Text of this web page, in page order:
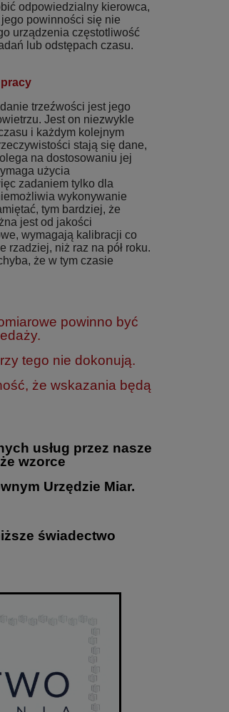
odpowiedzialny kierowca,
powinności się nie
urządzenia częstotliwość
lub odstępach czasu.
trzeźwości jest jego
Jest on niezwykle
i każdym kolejnym
stają się dane,
na dostosowaniu jej
użycia
zadaniem tylko dla
wykonywanie
tym bardziej, że
jest od jakości
wymagają kalibracji co
rzadziej, niż raz na pół roku.
że w tym czasie
powinno być
tego nie dokonują.
że wskazania będą
usług przez nasze
wzorce
Urzędzie Miar.
świadectwo